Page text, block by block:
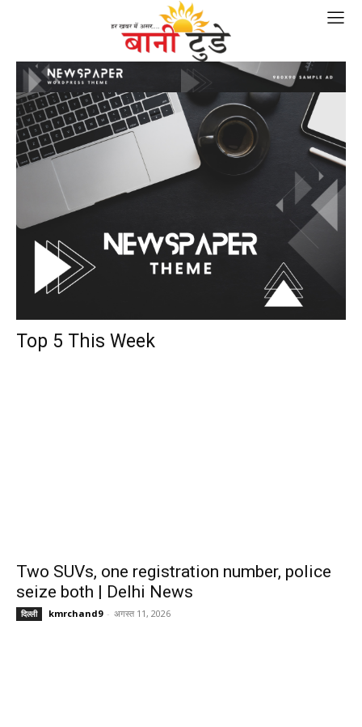
Top 5 This Week
Two SUVs, one registration number, police
seize both | Delhi News
दिल्ली kmrchand9 - अगस्त 11, 2026